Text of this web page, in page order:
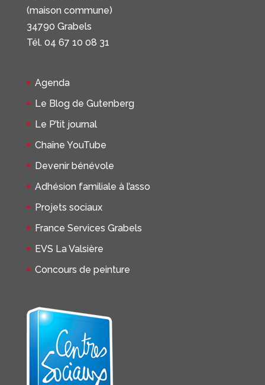
(maison commune)
34790 Grabels
Tél. 04 67 10 08 31
Agenda
Le Blog de Gutenberg
Le P’tit journal
Chaîne YouTube
Devenir bénévole
Adhésion familiale à l’asso
Projets sociaux
France Services Grabels
EVS La Valsière
Concours de peinture